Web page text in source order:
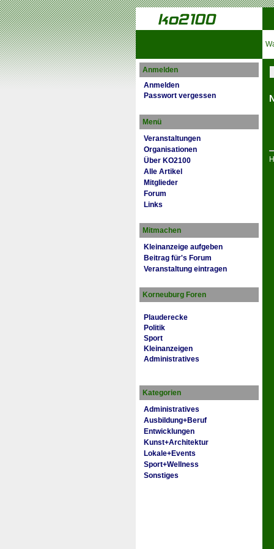
Anmelden
Anmelden
Passwort vergessen
Menü
Veranstaltungen
Organisationen
Über KO2100
Alle Artikel
Mitglieder
Forum
Links
Mitmachen
Kleinanzeige aufgeben
Beitrag für's Forum
Veranstaltung eintragen
Korneuburg Foren
Plauderecke
Politik
Sport
Kleinanzeigen
Administratives
Kategorien
Administratives
Ausbildung+Beruf
Entwicklungen
Kunst+Architektur
Lokale+Events
Sport+Wellness
Sonstiges